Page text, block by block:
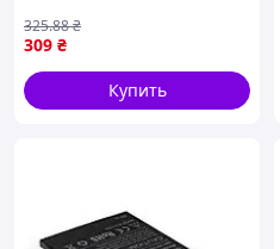
309 ₴
325.88₴
Купить